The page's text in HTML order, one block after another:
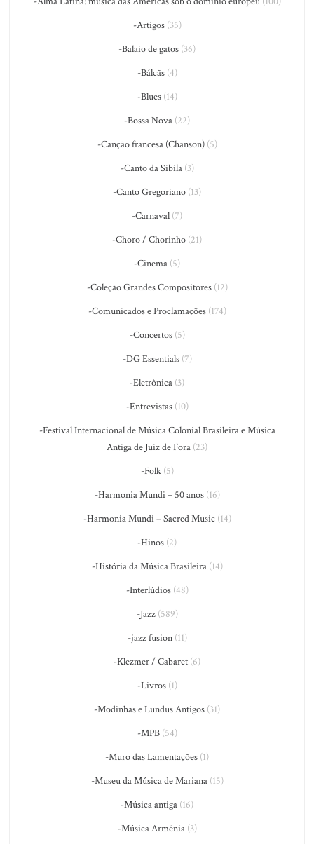
-Artigos(35)
-Balaio de gatos (36)
-Bálcãs(4)
-Blues(14)
-Bossa Nova (22)
-Canção francesa (Chanson)(5)
-Canto da Sibila(3)
-Canto Gregoriano (13)
-Carnaval (7)
-Choro / Chorinho (21)
-Cinema (5)
-Coleção Grandes Compositores(12)
-Comunicados e Proclamações(174)
-Concertos(5)
-DG Essentials(7)
-Eletrônica (3)
-Entrevistas(10)
-Festival Internacional de Música Colonial Brasileira e Música
Antiga de Juiz de Fora (23)
-Folk(5)
-Harmonia Mundi – 50 anos(16)
-Harmonia Mundi – Sacred Music (14)
-Hinos (2)
-História da Música Brasileira(14)
-Interlúdios(48)
-Jazz(589)
-jazz fusion(11)
-Klezmer / Cabaret (6)
-Livros(1)
-Modinhas e Lundus Antigos (31)
-MPB(54)
-Muro das Lamentações (1)
-Museu da Música de Mariana(15)
-Música antiga (16)
-Música Armênia(3)